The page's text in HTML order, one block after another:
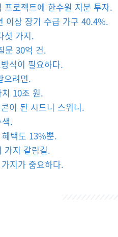
프로젝트에 한수원 지분 투자.
이상 장기 수급 가구 40.4%.
섯 가지.
문 30억 건.
식이 필요하다.
으려면.
10조 원.
이 된 시드니 스위니.
.
택도 13%뿐.
가지 갈림길.
지가 중요하다.